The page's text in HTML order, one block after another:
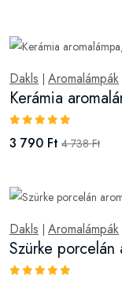
Dakls Aromalámpák
Kerámia
3 790 Ft 4 738 Ft
Dakls | Aromalámpák
Szürke